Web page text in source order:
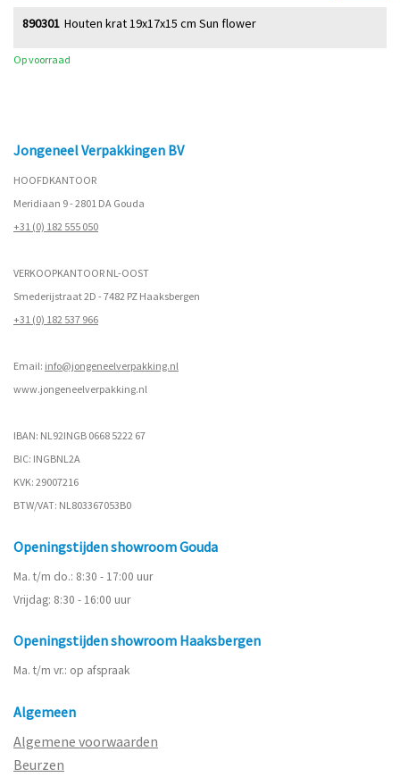
Houten krat 19x17x15 cm Sun flower
890301
Op voorraad
Jongeneel Verpakkingen BV
HOOFDKANTOOR
Meridiaan 9 - 2801 DA Gouda
+31 (0) 182 555 050
VERKOOPKANTOOR NL-OOST
Smederijstraat 2D - 7482 PZ Haaksbergen
+31 (0) 182 537 966
Email: info@jongeneelverpakking.nl
www.jongeneelverpakking.nl
IBAN: NL92INGB 0668 5222 67
BIC: INGBNL2A
KVK: 29007216
BTW/VAT: NL803367053B0
Openingstijden showroom Gouda
Ma. t/m do.: 8:30 - 17:00 uur
Vrijdag: 8:30 - 16:00 uur
Openingstijden showroom Haaksbergen
Ma. t/m vr.: op afspraak
Algemeen
Algemene voorwaarden
Beurzen